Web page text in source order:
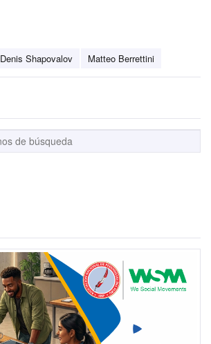
Denis Shapovalov Matteo Berrettini